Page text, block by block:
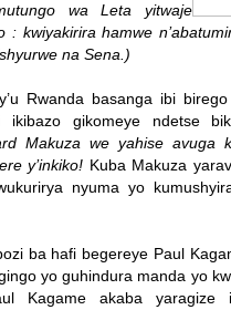
wa Leta yitwaje
: kwiyakirira hamwe
na Sena.)
Rwanda basanga ibi
ikibazo gikomeye ndetse
Makuza we yahise avuga
y’inkiko! Kuba Makuza
nyuma yo
ba hafi begereye Paul
yo guhindura manda yo
Kagame akaba yaragize